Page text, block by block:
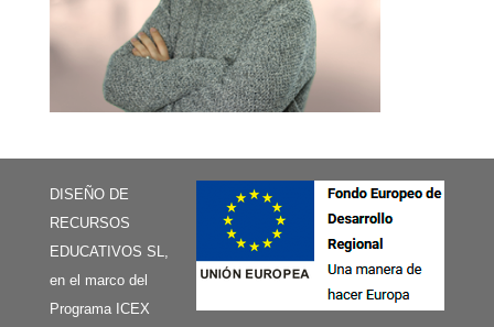
DISEÑO DE
RECURSOS
EDUCATIVOS SL,
en el marco del
Programa ICEX